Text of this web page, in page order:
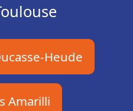
Heude
Amarilli